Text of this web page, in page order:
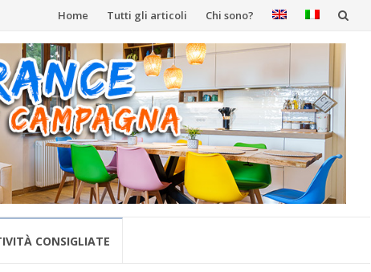
Vai
al
contenuto
Home Tutti gli articoli Chi sono?
CONSIGLIATE